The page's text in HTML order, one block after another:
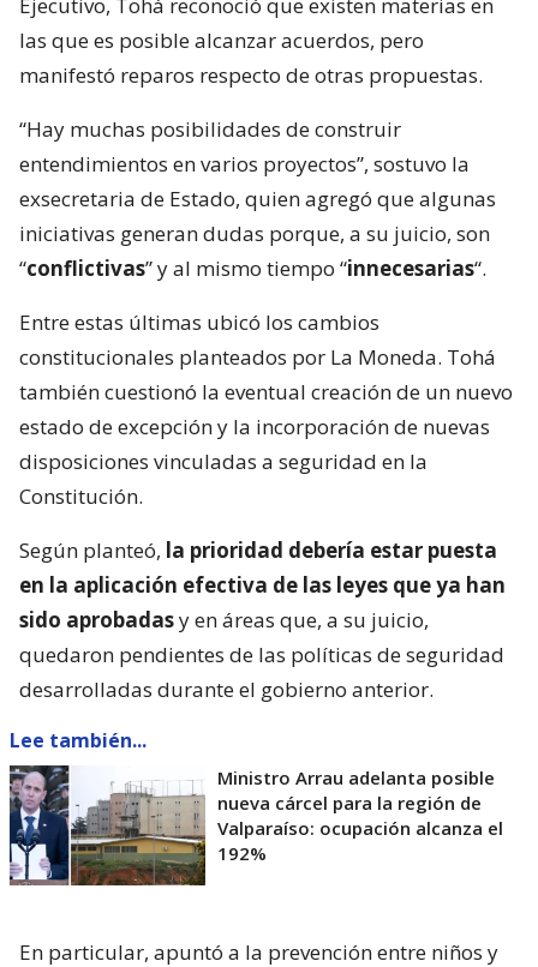
las que es posible alcanzar acuerdos, pero
manifestó reparos respecto de otras propuestas.
“Hay muchas posibilidades de construir
entendimientos en varios proyectos”, sostuvo la
exsecretaria de Estado, quien agregó que algunas
iniciativas generan dudas porque, a su juicio, son
“conflictivas” y al mismo tiempo “innecesarias“.
Entre estas últimas ubicó los cambios
constitucionales planteados por La Moneda. Tohá
también cuestionó la eventual creación de un nuevo
estado de excepción y la incorporación de nuevas
disposiciones vinculadas a seguridad en la
Constitución.
Según planteó, la prioridad debería estar puesta
en la aplicación efectiva de las leyes que ya han
sido aprobadasy en áreas que, a su juicio,
quedaron pendientes de las políticas de seguridad
desarrolladas durante el gobierno anterior.
Lee también...
Ministro Arrau adelanta posible
nueva cárcel para la región de
Valparaíso: ocupación alcanza el
192%
En particular, apuntó a la prevención entre niños y